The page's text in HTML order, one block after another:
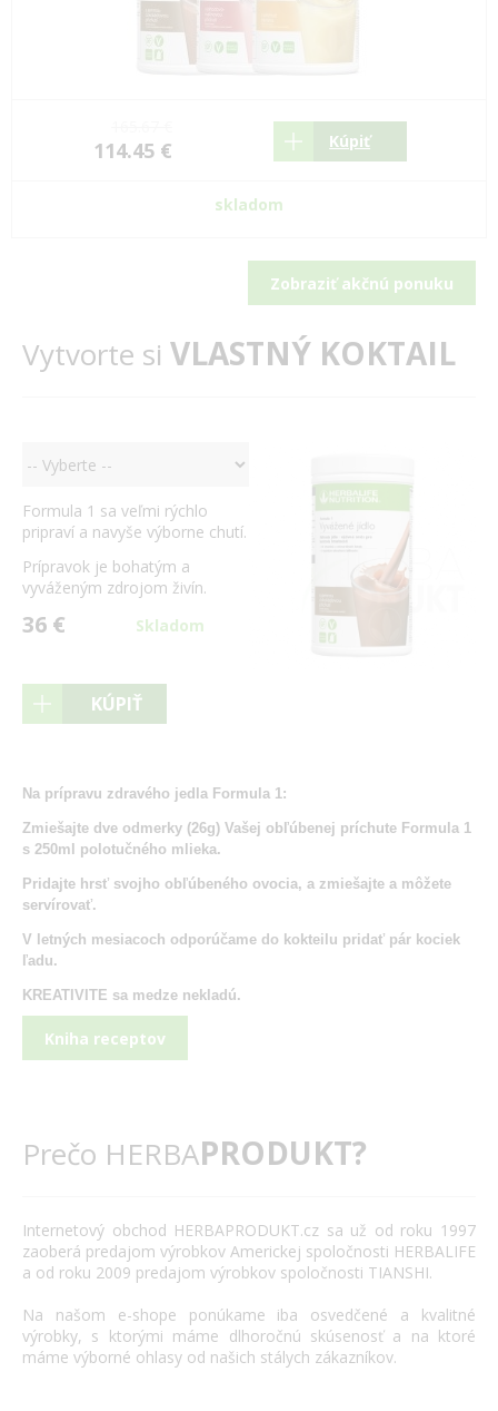
114.45 € Kúpiť
skladom
Zobraziť akčnú ponuku
Vytvorte si VLASTNÝ KOKTAIL
Formula 1 sa veľmi rýchlo
pripraví a navyše výborne chutí.
Prípravok je bohatým a
vyváženým zdrojom živín.
36 € Skladom
KÚPIŤ
Na prípravu zdravého jedla Formula 1:
Zmiešajte dve odmerky (26g) Vašej obľúbenej príchute Formula 1
s 250ml polotučného mlieka.
Pridajte hrsť svojho obľúbeného ovocia, a zmiešajte a môžete
servírovať.
V letných mesiacoch odporúčame do kokteilu pridať pár kociek
ľadu.
KREATIVITE sa medze nekladú.
Kniha receptov
Prečo HERBAPRODUKT?
Internetový obchod HERBAPRODUKT.cz sa už od roku 1997
zaoberá predajom výrobkov Americkej spoločnosti HERBALIFE
a od roku 2009 predajom výrobkov spoločnosti TIANSHI.
Na našom
e-shope ponúkame iba osvedčené a
kvalitné
výrobky, s ktorými máme dlhoročnú skúsenosť a na ktoré
máme výborné ohlasy od našich stálych zákazníkov.